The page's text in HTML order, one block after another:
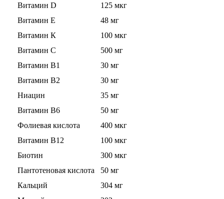
Для тренировки
BCAA
НАЗАД
Порошковые BCAA
BCAA в таблетках и капсулах
Предтренировочные комплексы
Витамин D
125 мкг
Витамин Е
48 мг
Витамин К
100 мкг
Витамин С
500 мг
Витамин В1
30 мг
Витамин В2
30 мг
Ниацин
35 мг
Витамин В6
50 мг
Фолиевая кислота
400 мкг
Витамин В12
100 мкг
Биотин
300 мкг
Пантотеновая кислота
50 мг
Кальций
304 мг